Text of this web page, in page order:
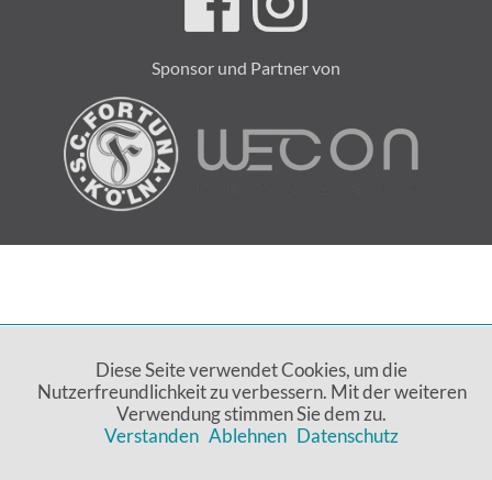
Sponsor und Partner von
Diese Seite verwendet Cookies, um die
Nutzerfreundlichkeit zu verbessern. Mit der weiteren
Verwendung stimmen Sie dem zu.
Verstanden Ablehnen Datenschutz